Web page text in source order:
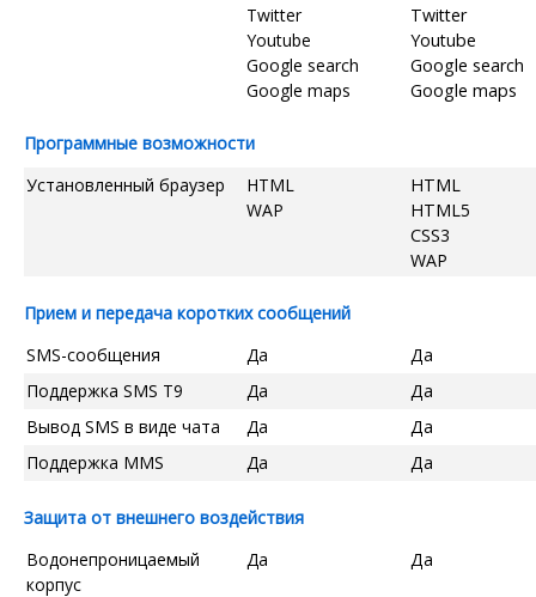
Twitter
Youtube
Google search
Google maps
Twitter
Youtube
Google search
Google maps
Программные возможности
Установленный браузер
HTML
WAP
HTML
HTML5
CSS3
WAP
Прием и передача коротких сообщений
SMS-сообщения
Да
Да
Поддержка SMS T9
Да
Да
Вывод SMS в виде чата
Да
Да
Поддержка MMS
Да Да
Защита от внешнего воздействия
Водонепроницаемый
корпус
Да Да